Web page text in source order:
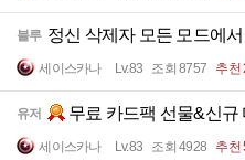
블루 정신 삭제자 모든 모드에서
세이스카나 Lv.83 조회 8757 추천
유저 무료 카드팩 선물&신규
세이스카나 Lv.83 조회 4928 추천